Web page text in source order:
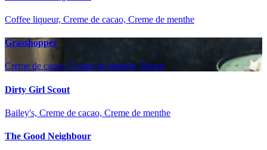
Coffee liqueur, Creme de cacao, Creme de menthe
Grasshopper
Creme de cacao, Creme de menthe, Room
Dirty Girl Scout
Bailey's, Creme de cacao, Creme de menthe
The Good Neighbour